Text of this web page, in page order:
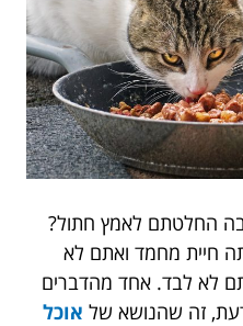
החלטתם לאמץ חתול?
חיית מחמד ואתם לא
לא לבד. אחד מהדברים
זה שהנושא של אוכל